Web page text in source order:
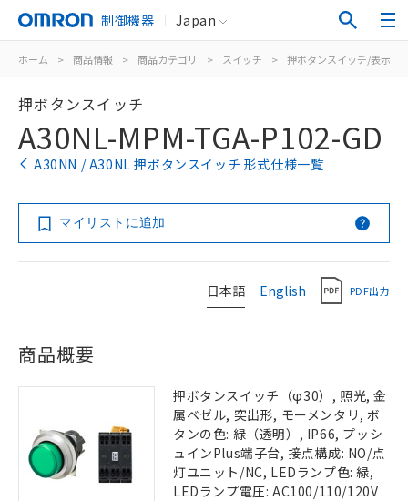
制御機器 Japan
ホーム > 商品情報 > 商品カテゴリ > スイッチ > 押ボタンスイッチ/表示灯
押ボタンスイッチ
A30NL-MPM-TGA-P102-GD
A30NN / A30NL 押ボタンスイッチ 形式仕様一覧
マイリストに追加
日本語 English PDF出力
商品概要
押ボタンスイッチ（φ30）, 照光, 金
属ベゼル, 突出形, モーメンタリ, ボ
タンの色: 緑（透明）, IP66, プッシ
ュインPlus端子台, 接点構成: NO/点
灯ユニット/NC, LEDランプ色: 緑,
LEDランプ電圧: AC100/110/120V